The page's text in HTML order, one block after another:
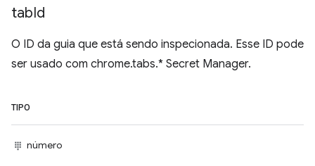
tabId
O ID da guia que está sendo inspecionada. Esse ID pode
ser usado com chrome.tabs.* Secret Manager.
TIPO
número